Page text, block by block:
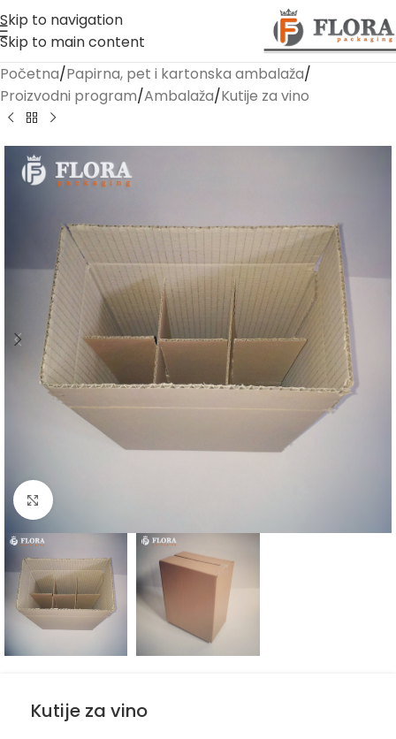
Skip to navigation
Skip to main content
Početna/Papirna, pet i kartonska ambalaža/
Proizvodni program/Ambalaža/Kutije za vino
Kliknite za uvećanje
Kutije za vino